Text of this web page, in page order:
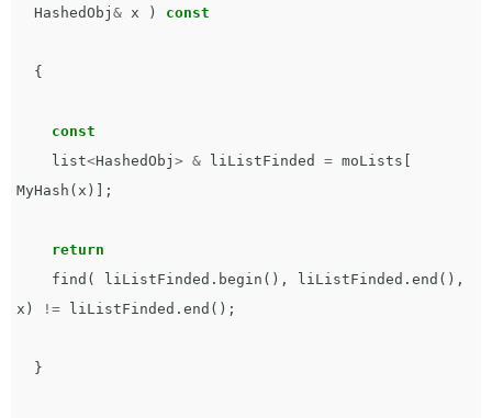
HashedObj & x ) const
{
const
list<HashedObj > & liListFinded = moLists
MyHash ( x )];
return
find ( liListFinded . begin (), liListFinded . end (),
x ) != liListFinded . end ();
}